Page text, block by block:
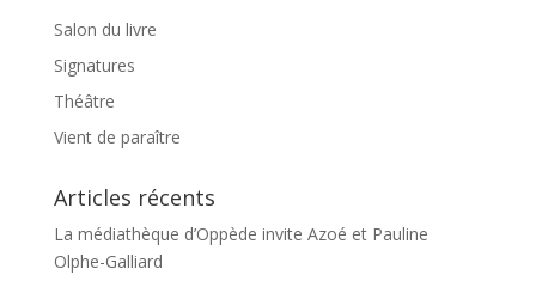
Salon du livre
Signatures
Théâtre
Vient de paraître
Articles récents
La médiathèque d’Oppède invite Azoé et Pauline
Olphe-Galliard